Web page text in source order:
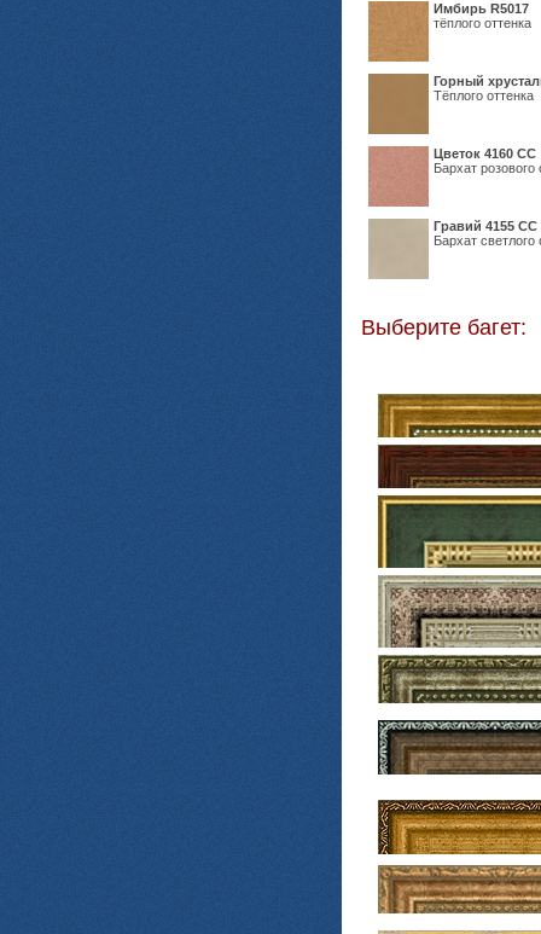
Имбирь R5017
тёплого оттенка
Горный
Тёплого оттенка
Цветок 4160 СС
Бархат розового
Гравий 4155 СС
Бархат светлого
Выберите багет: